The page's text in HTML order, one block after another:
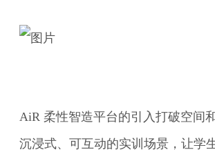
AiR 柔性智造平台的引入打破空间
沉浸式、可互动的实训场景，让学